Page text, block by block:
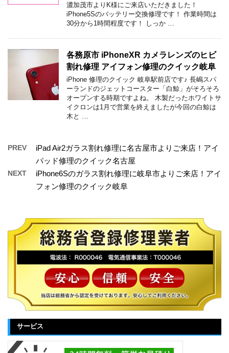
濃加茂市よりK様にご来店いただきました！
iPhone5Sのバッテリー交換修理です！ 作業時間は
30分から1時間程度です！ しっか …
各務原市 iPhoneXR カメラレンズのヒビ
割れ修理 アイフォン修理のクイック岐阜
iPhone 修理のクイック 岐阜駅前店です♪ 長嶋スパ
ーランドのジェットコースター「白鯨」がそろそろ
オープンする時期ですよね。 木製だったホワイトサ
イクロンは1月で営業を終えましたが今回の白鯨は
木と …
PREV
iPad Air2ガラス割れ修理に名古屋市よりご来店！アイ
パッド修理のクイック名古屋
NEXT
iPhone6Sのガラス割れ修理に岐阜市よりご来店！アイ
フォン修理のクイック岐阜
サービス